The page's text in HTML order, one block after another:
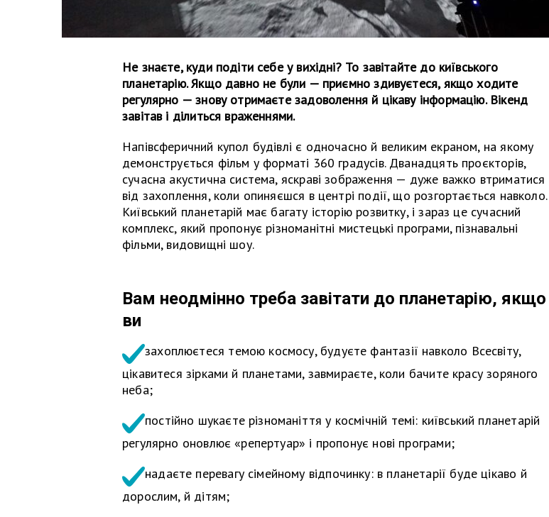
Не знаєте, куди подіти себе у вихідні? То завітайте до київського
планетарію. Якщо давно не були — приємно здивуєтеся, якщо ходите
регулярно — знову отримаєте задоволення й цікаву інформацію. Вікенд
завітав і ділиться враженнями.
Напівсферичний купол будівлі є одночасно й великим екраном, на якому
демонструється фільм у форматі 360 градусів. Дванадцять проєкторів,
сучасна акустична система, яскраві зображення — дуже важко втриматися
від захоплення, коли опиняєшся в центрі події, що розгортається навколо.
Київський планетарій має багату історію розвитку, і зараз це сучасний
комплекс, який пропонує різноманітні мистецькі програми, пізнавальні
фільми, видовищні шоу.
Вам неодмінно треба завітати до планетарію, якщо
ви
захоплюєтеся темою космосу, будуєте фантазії навколо Всесвіту,
цікавитеся зірками й планетами, завмираєте, коли бачите красу зоряного
неба;
постійно шукаєте різноманіття у космічній темі: київський планетарій
регулярно оновлює «репертуар» і пропонує нові програми;
надаєте перевагу сімейному відпочинку: в планетарії буде цікаво й
дорослим, й дітям;